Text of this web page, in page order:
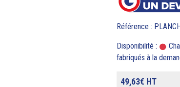
Référence :
Disponibilité :
fabriqués à la
49,63€ HT